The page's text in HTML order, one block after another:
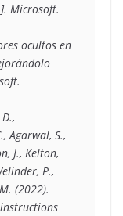
Microsoft.
ocultos en
Agarwal, S.,
J., Kelton,
P.,
(2022).